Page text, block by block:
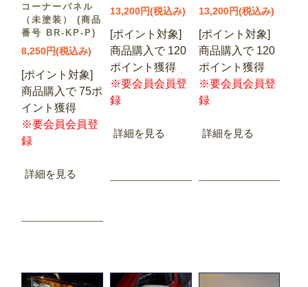
コーナーパネル
（未塗装） (商品
番号 BR-KP-P)
8,250円(税込み)
[ポイント対象]
商品購入で 75ポ
イント獲得
※要会員会員登
録
詳細を見る
13,200円(税込み)
[ポイント対象]
商品購入で 120
ポイント獲得
※要会員会員登
録
詳細を見る
13,200円(税込み)
[ポイント対象]
商品購入で 120
ポイント獲得
※要会員会員登
録
詳細を見る